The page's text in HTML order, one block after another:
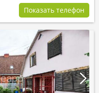
Показать телефон